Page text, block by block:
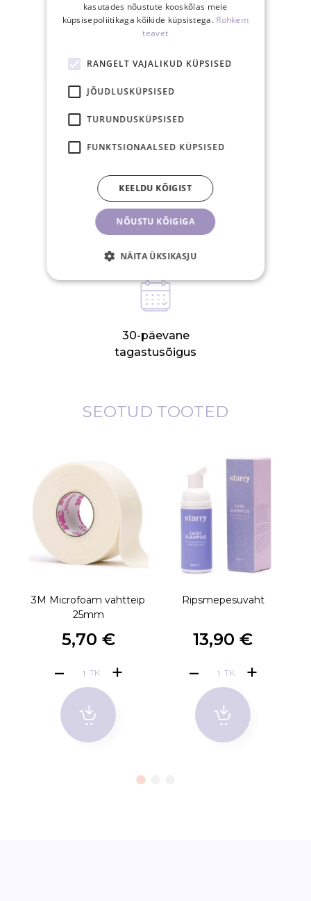
Eestis üle 40€
tellimusele
15.00-ks tasutud
tellimus posti samal
30-päevane
tagastusõigus
SEOTUD TOOTED
3M Microfoam vahtteip
25mm
5,70 €
TK
Ripsmepesuvaht
13,90 €
TK
kasutades nõustute kooskõlas meie
küpsisepoliitikaga kõikide küpsistega. Rohkem
teavet
RANGELT VAJALIKUD KÜPSISED
JÕUDLUSKÜPSISED
TURUNDUSKÜPSISED
FUNKTSIONAALSED KÜPSISED
NÕUSTU KÕIGIGA
KEELDU KÕIGIST
NÄITA ÜKSIKASJU